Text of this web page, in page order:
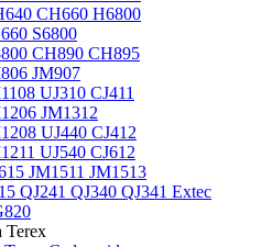
CH660 H6800
S6800
CH890 CH895
JM907
UJ310 CJ411
JM1312
UJ440 CJ412
UJ540 CJ612
JM1511 JM1513
QJ241 QJ340 QJ341 Extec
Terex